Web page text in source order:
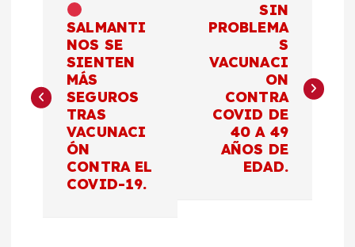
e
SALMANTI
NOS SE
SIENTEN
MÁS
SEGUROS
TRAS
VACUNACI
ÓN
CONTRA EL
COVID-19.
SIN
PROBLEMA
S
VACUNACI
ON
CONTRA
COVID DE
40 A 49
AÑOS DE
EDAD.